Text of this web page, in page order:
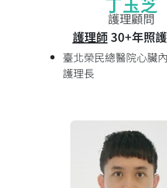
護理顧問
護理師30+年照
臺北榮民總醫院心臟
護理長